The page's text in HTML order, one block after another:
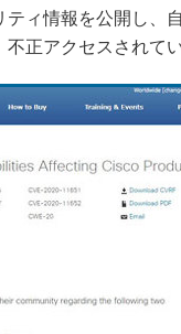
ィ情報を公開し、
正アクセスされて